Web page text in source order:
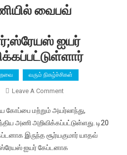
வைபவ்
ஐயர்
வரும் நிகழ்ச்சிகள்
Leave A CommentOn
இந்திய
அணியில்
வைபவ்
சூர்யவன்ஷி
கோப்பை மற்றும் அயர்லாந்து,
அணி அறிவிக்கப்பட்டுள்ளது. டி20
இருந்த சூர்யகுமார் யாதவ்
ஸ்ரேயஸ் ஐயர் கேப்டனாக